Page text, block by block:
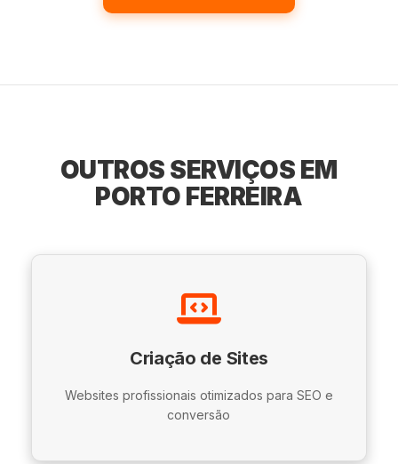
OUTROS SERVIÇOS EM
PORTO FERREIRA
Criação de Sites
Websites profissionais otimizados para SEO e
conversão